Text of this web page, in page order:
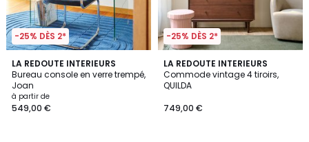
-25% DÈS 2*
LA REDOUTE INTERIEURS
Bureau console en verre trempé,
Joan
à partir de
549,00 €
4,9
/ 5
2
Couleurs
-25% DÈS 2*
LA REDOUTE INTERIEURS
Commode vintage 4 tiroirs,
QUILDA
749,00 €